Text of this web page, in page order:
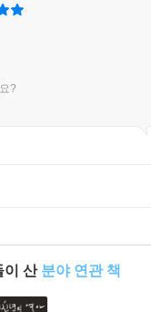
?
이 산 분야 연관 책